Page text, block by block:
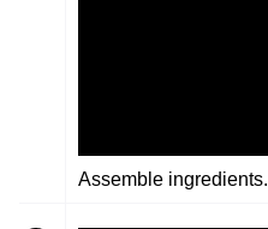
Assemble ingredients.